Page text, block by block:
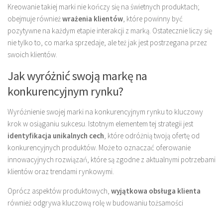
Kreowanie takiej marki nie kończy się na świetnych produktach;
obejmuje równieżwrażenia klientów , które powinny być
pozytywne na każdym etapie interakcji z marką. Ostatecznie liczy się
nie tylko to, co marka sprzedaje, ale też jak jest postrzegana przez
swoich klientów.
Jak wyróżnić swoją markę na
konkurencyjnym rynku?
Wyróżnienie swojej marki na konkurencyjnym rynku to kluczowy
krok w osiąganiu sukcesu. Istotnym elementem tej strategii jest
identyfikacja unikalnych cech , które odróżnią twoją ofertę od
konkurencyjnych produktów. Może to oznaczać oferowanie
innowacyjnych rozwiązań, które są zgodne z aktualnymi potrzebami
klientów oraz trendami rynkowymi.
Oprócz aspektów produktowych, wyjątkowa obsługa klienta
również odgrywa kluczową rolę w budowaniu tożsamości